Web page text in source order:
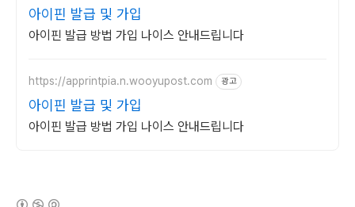
아이핀 발급 및 가입
아이핀 발급 방법 가입 나이스 안내드립니다
https://apprintpia.n.wooyupost.com 광고
아이핀 발급 및 가입
아이핀 발급 방법 가입 나이스 안내드립니다